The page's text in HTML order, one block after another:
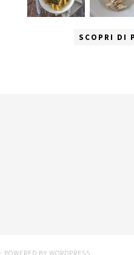
SCOPRI DI
· POWERED BY WORDPRESS